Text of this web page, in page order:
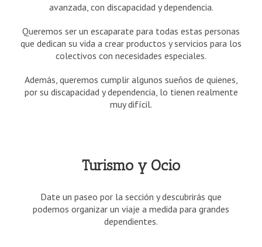
avanzada, con discapacidad y dependencia.
Queremos ser un escaparate para todas estas personas
que dedican su vida a crear productos y servicios para los
colectivos con necesidades especiales.
Además, queremos cumplir algunos sueños de quienes,
por su discapacidad y dependencia, lo tienen realmente
muy difícil.
Turismo y Ocio
Date un paseo por la sección y descubrirás que
podemos organizar un viaje a medida para grandes
dependientes.